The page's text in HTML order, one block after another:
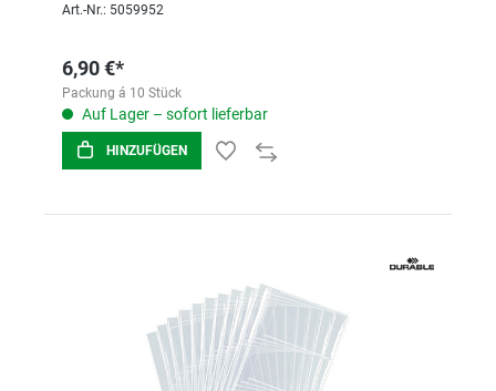
Art.-Nr.: 5059952
6,90 €*
Packung á 10 Stück
Auf Lager – sofort lieferbar
HINZUFÜGEN